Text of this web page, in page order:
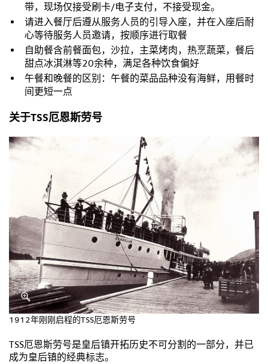
带，现场仅接受刷卡/电子支付，不接受现金。
请进入餐厅后遵从服务人员的引导入座，并在入座后耐
心等待服务人员邀请，按顺序进行取餐
自助餐含前餐面包，沙拉，主菜烤肉，热烹蔬菜，餐后
甜点冰淇淋等20余种，满足各种饮食偏好
午餐和晚餐的区别：午餐的菜品品种没有海鲜，用餐时
间更短一点
关于TSS厄恩斯劳号
1912年刚刚启程的TSS厄恩斯劳号
TSS厄恩斯劳号是皇后镇开拓历史不可分割的一部分，并已
成为皇后镇的经典标志。